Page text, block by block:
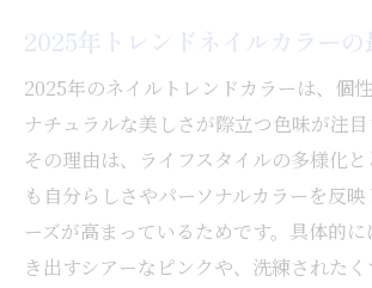
2025年トレンドネイルカラー
2025年のネイルトレンドカラーは、個
ナチュラルな美しさが際立つ色味が注目
その理由は、ライフスタイルの多様化
も自分らしさやパーソナルカラーを反
ーズが高まっているためです。具体的
き出すシアーなピンクや、洗練されたく